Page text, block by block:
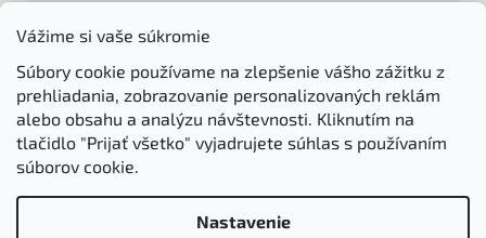
Vážime si vaše súkromie
Súbory cookie používame na zlepšenie vášho zážitku z
prehliadania, zobrazovanie personalizovaných reklám
alebo obsahu a analýzu návštevnosti. Kliknutím na
tlačidlo "Prijať všetko" vyjadrujete súhlas s používaním
súborov cookie.
Nastavenie